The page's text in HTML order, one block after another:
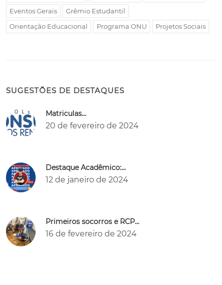
Eventos Gerais
Grêmio Estudantil
Orientação Educacional
Programa ONU Projetos Sociais
SUGESTÕES DE DESTAQUES
Matriculas...
20 de fevereiro de 2024
Destaque Acadêmico:...
12 de janeiro de 2024
Primeiros socorros e RCP...
16 de fevereiro de 2024